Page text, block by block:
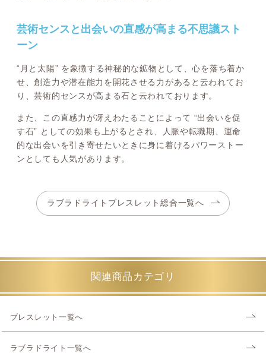
芸術センスと出会いの直感が高まる不思議スト
ーン
“月と太陽” を象徴する神秘的な鉱物として、心を落ち着か
せ、創造力や潜在能力を開花させる力があると云われてお
り、芸術的センスが高まる石と云われております。
また、この直感力が冴えわたることによって “出会いを促
す石” としての効果も上がるとされ、人脈や転職期、運命
的な出会いを引き寄せたいときに身に着けるパワーストー
ンとしても人気があります。
ラブラドライトブレスレット総合一覧へ
関連商品カテゴリ
ブレスレット一覧へ
ラブラドライト一覧へ